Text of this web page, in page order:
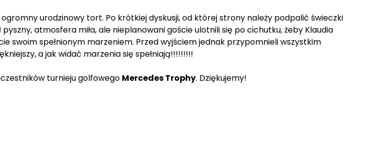
urodzinowy tort. Po krótkiej dyskusji, od której strony należy podpalić świeczki
atmosfera miła, ale nieplanowani goście ulotnili się po cichutku, żeby Klaudia
swoim spełnionym marzeniem. Przed wyjściem jednak przypomnieli wszystkim
a jak widać marzenia się spełniają!!!!!!!!!
turnieju golfowego Mercedes Trophy. Dziękujemy!